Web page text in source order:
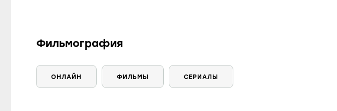
Фильмография
ОНЛАЙН ФИЛЬМЫ СЕРИАЛЫ